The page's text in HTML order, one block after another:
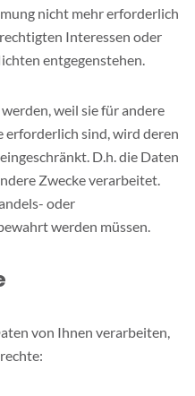
nicht mehr erforderlich
Interessen oder
entgegenstehen.
weil sie für andere
erforderlich sind, wird deren
D.h. die Daten
Zwecke verarbeitet.
oder
werden müssen.
von Ihnen verarbeiten,